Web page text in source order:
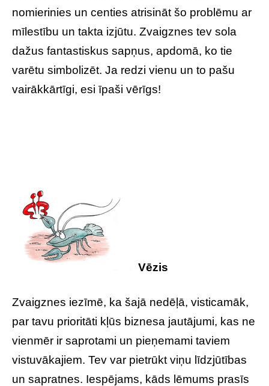
nomierinies un centies atrisināt šo problēmu ar
mīlestību un takta izjūtu. Zvaigznes tev sola
dažus fantastiskus sapņus, apdomā, ko tie
varētu simbolizēt. Ja redzi vienu un to pašu
vairākkārtīgi, esi īpaši vērīgs!
Vēzis
Zvaigznes iezīmē, ka šajā nedēļā, visticamāk,
par tavu prioritāti kļūs biznesa jautājumi, kas ne
vienmēr ir saprotami un pieņemami taviem
vistuvākajiem. Tev var pietrūkt viņu līdzjūtības
un sapratnes. Iespējams, kāds lēmums prasīs